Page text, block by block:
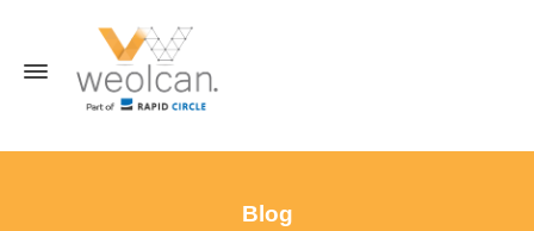
Blog